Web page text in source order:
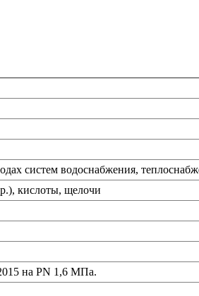
систем водоснабжения,
кислоты, щелочи
на PN 1,6 МПа.